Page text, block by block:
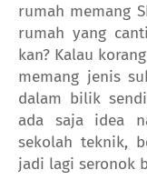
rumah memang
rumah yang
kan? Kalau
memang jenis
dalam bilik
ada saja idea
sekolah teknik,
jadi lagi seronok